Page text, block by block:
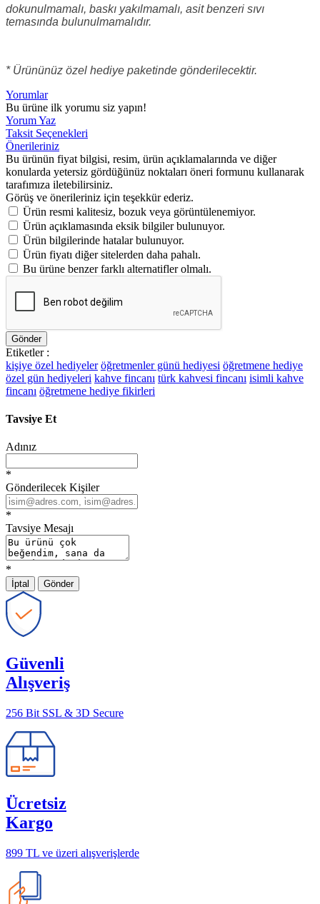
dokunulmamalı, baskı yakılmamalı, asit benzeri sıvı
temasında bulunulmamalıdır.
* Ürününüz özel hediye paketinde gönderilecektir.
Yorumlar
Bu ürüne ilk yorumu siz yapın!
Yorum Yaz
Taksit Seçenekleri
Önerileriniz
Bu ürünün fiyat bilgisi, resim, ürün açıklamalarında ve diğer
konularda yetersiz gördüğünüz noktaları öneri formunu kullanarak
tarafımıza iletebilirsiniz.
Görüş ve önerileriniz için teşekkür ederiz.
Ürün resmi kalitesiz, bozuk veya görüntülenemiyor.
Ürün açıklamasında eksik bilgiler bulunuyor.
Ürün bilgilerinde hatalar bulunuyor.
Ürün fiyatı diğer sitelerden daha pahalı.
Bu ürüne benzer farklı alternatifler olmalı.
Gönder
Etiketler :
kişiye özel hediyeler öğretmenler günü hediyesi öğretmene hediye
özel gün hediyeleri kahve fincanı türk kahvesi fincanı isimli kahve
fincanı öğretmene hediye fikirleri
Tavsiye Et
Adınız
*
Gönderilecek Kişiler
*
Tavsiye Mesajı
*
İptal Gönder
Güvenli
Alışveriş
256 Bit SSL & 3D Secure
Ücretsiz
Kargo
899 TL ve üzeri alışverişlerde